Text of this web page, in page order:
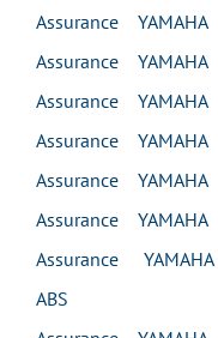
Assurance
Assurance
Assurance
Assurance
Assurance
Assurance YAMAHA
Assurance
ABS